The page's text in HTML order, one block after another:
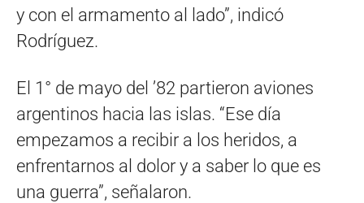
y con el armamento al lado”, indicó
Rodríguez.
El 1° de mayo del ’82 partieron aviones
argentinos hacia las islas. “Ese día
empezamos a recibir a los heridos, a
enfrentarnos al dolor y a saber lo que es
una guerra”, señalaron.